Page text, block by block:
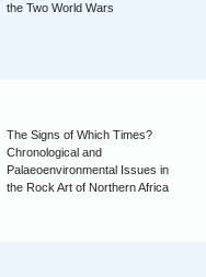
the Two World Wars
The Signs of Which Times?
Chronological and
Palaeoenvironmental Issues in
the Rock Art of Northern Africa